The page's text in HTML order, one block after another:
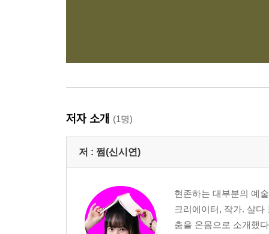
저자 소개 (1명)
저 : 쩜(신시연)
현존하는 대부분의 예
크리에이터, 작가. 살
춤을 온몸으로 소개했